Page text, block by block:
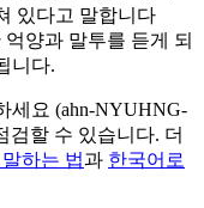
있다고 말합니다
억양과 말투를 듣게 되
니다.
세요 (ahn-NYUHNG-
검할 수 있습니다. 더
하는 법과 한국어로